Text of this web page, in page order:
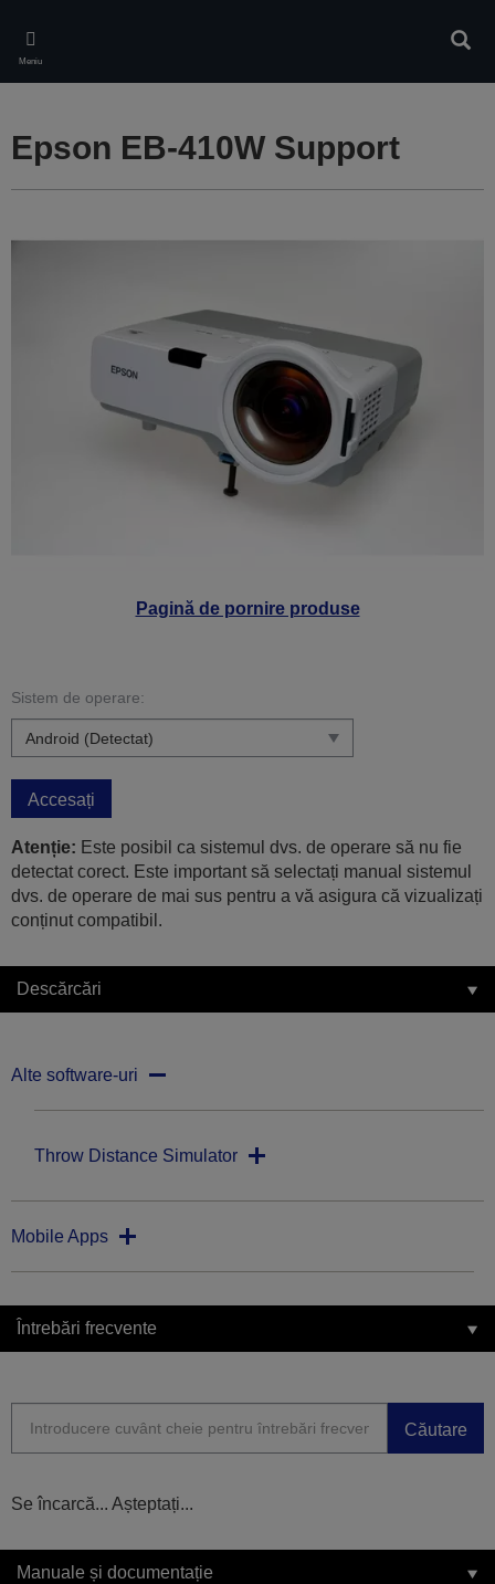
main
content
Meniu
Pagină de pornire produse
Epson EB-410W Support
Sistem de operare:
Accesați
Atenție: Este posibil ca sistemul dvs. de operare să nu fie
detectat corect. Este important să selectați manual sistemul
dvs. de operare de mai sus pentru a vă asigura că vizualizați
conținut compatibil.
Descărcări
Alte software-uri
Throw Distance Simulator
Mobile Apps
Întrebări frecvente
Căutare
Se încarcă... Așteptați...
Manuale și documentație